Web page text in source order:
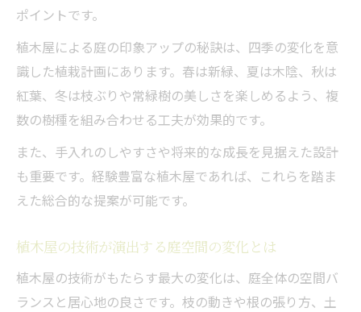
植木屋が教える処分代の見極めと費用対策
地元で信頼される植木屋活用のメリットとは
植木屋を地元で選ぶことで得られる安心感
信頼できる植木屋の特徴と活用メリットを
紹介
植木屋選びで地域密着の強みを活かすポイ
ント
地元植木屋に依頼した際のサポート体制と
植木屋と長く付き合うことで庭が美しく変
わる理由
ポイントです。
植木屋による庭の印象アップの秘訣は、四季の変化を意
識した植栽計画にあります。春は新緑、夏は木陰、秋は
紅葉、冬は枝ぶりや常緑樹の美しさを楽しめるよう、複
数の樹種を組み合わせる工夫が効果的です。
また、手入れのしやすさや将来的な成長を見据えた設計
も重要です。経験豊富な植木屋であれば、これらを踏ま
えた総合的な提案が可能です。
植木屋の技術が演出する庭空間の変化とは
植木屋の技術がもたらす最大の変化は、庭全体の空間バ
ランスと居心地の良さです。枝の動きや根の張り方、土